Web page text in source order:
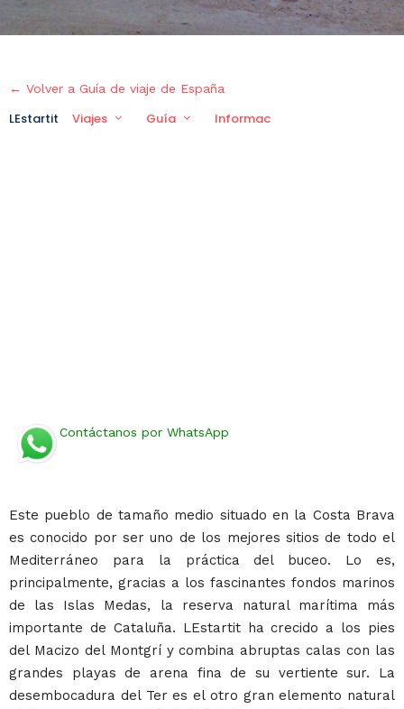
← Volver a Guía de viaje de España
LEstartit Viajes Guía Información práctica
Contáctanos por WhatsApp
Este pueblo de tamaño medio situado en la Costa Brava
es conocido por ser uno de los mejores sitios de todo el
Mediterráneo para la práctica del buceo. Lo es,
principalmente, gracias a los fascinantes fondos marinos
de las Islas Medas, la reserva natural marítima más
importante de Cataluña. LEstartit ha crecido a los pies
del Macizo del Montgrí y combina abruptas calas con las
grandes playas de arena fina de su vertiente sur. La
desembocadura del Ter es el otro gran elemento natural